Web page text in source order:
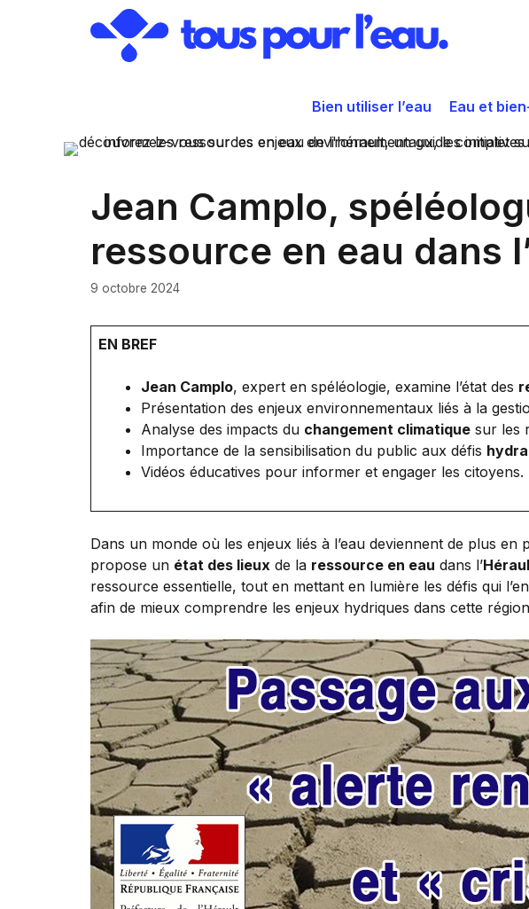
Bien utiliser l’eau Eau et
Jean Camplo,
ressource en eau dans
9 octobre 2024
EN BREF
Jean Camplo, expert en spéléologie, examine l’état des
Présentation des enjeux environnementaux liés à la
Analyse des impacts du changement climatique sur les
Importance de la sensibilisation du public aux défis
Vidéos éducatives pour informer et engager les citoyens.
Dans un monde où les enjeux liés à l’eau deviennent de plus en
propose un état des lieux de la ressource en eau dans l’
ressource essentielle, tout en mettant en lumière les défis qui
afin de mieux comprendre les enjeux hydriques dans cette